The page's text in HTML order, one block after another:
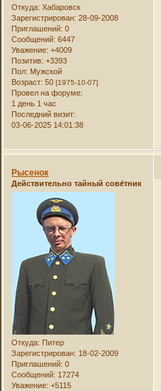
Откуда: Хабаровск
Зарегистрирован: 28-09-2008
Приглашений: 0
Сообщений: 6447
Уважение: +4009
Позитив: +3393
Пол: Мужской
Возраст: 50[1975-10-07]
Провел на форуме:
1 день 1 час
Последний визит:
03-06-2025 14:01:38
Рысенок
Действительно тайный сове́тник
Откуда: Питер
Зарегистрирован: 18-02-2009
Приглашений: 0
Сообщений: 17274
Уважение: +5115